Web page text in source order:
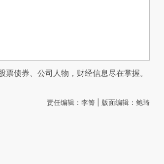
票债券、公司人物，财经信息尽在掌握。
责任编辑：李箐 | 版面编辑：鲍琦